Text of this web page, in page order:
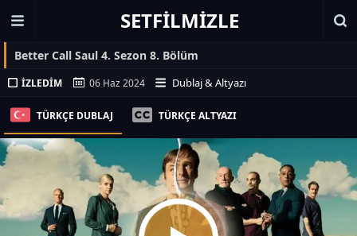
SETFILMIZLE
Better Call Saul 4. Sezon 8. Bölüm
İZLEDIM 06 Haz 2024 Dublaj & Altyazı
TÜRKÇE DUBLAJ TÜRKÇE ALTYAZI